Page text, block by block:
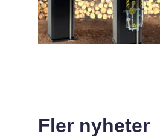
Fler nyheter